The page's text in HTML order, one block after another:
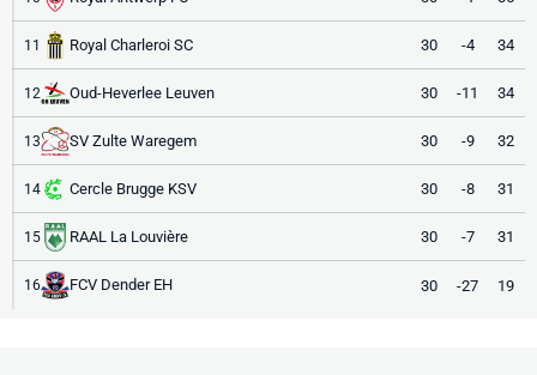
11 Royal Charleroi SC 30 -4 34
12 Oud-Heverlee Leuven 30 -11 34
13 SV Zulte Waregem 30 -9 32
14 Cercle Brugge KSV 30 -8 31
15 RAAL La Louvière 30 -7 31
16 FCV Dender EH 30 -27 19